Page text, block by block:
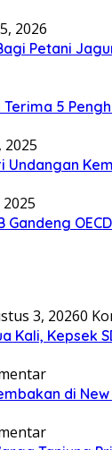
2026
Petani
Terima 5
2025
Undangan
Gandeng
3, 20260
Kali, Kepsek
di